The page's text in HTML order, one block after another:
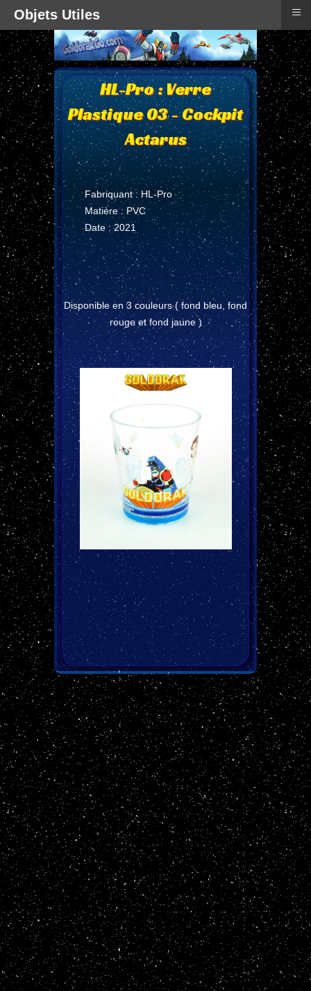
HL-Pro : Verre
Plastique 03 - Cockpit
Actarus
Fabriquant : HL-Pro
Matière : PVC
Date : 2021
Disponible en 3 couleurs ( fond bleu, fond
rouge et fond jaune )
Objets Utiles ≡